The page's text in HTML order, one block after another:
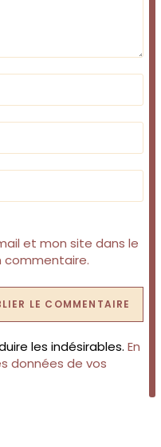
et mon site dans le
commentaire.
les indésirables.En
données de vos